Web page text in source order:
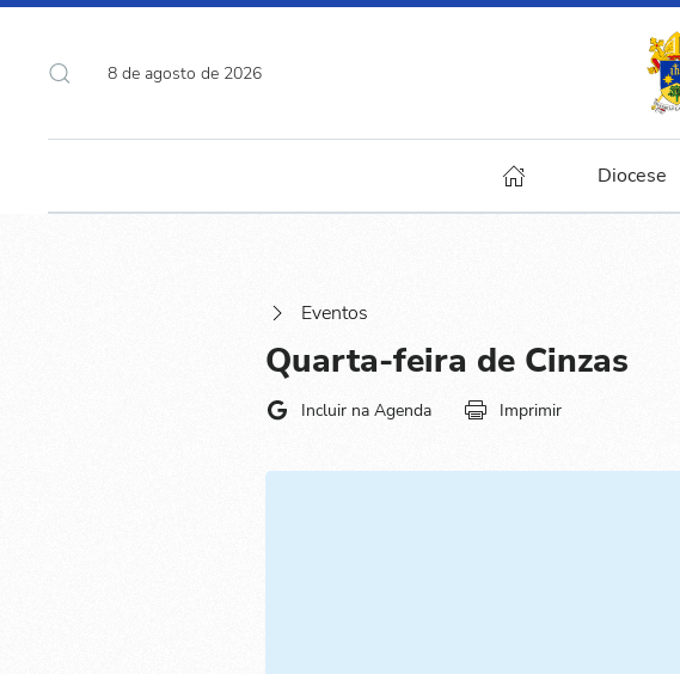
8 de agosto de 2026
Diocese
Eventos
Quarta-feira de Cinzas
Incluir na Agenda Imprimir